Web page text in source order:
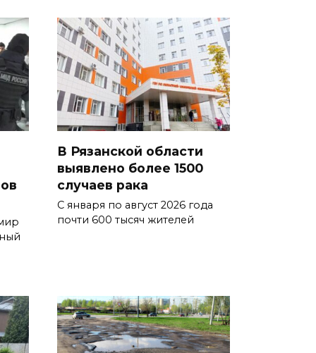
В Рязанской области
выявлено более 1500
случаев рака
С января по август 2026 года
почти 600 тысяч жителей